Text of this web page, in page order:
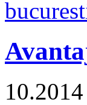
10.2014